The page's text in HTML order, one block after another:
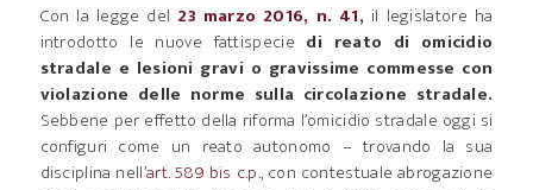
Con la legge del 23 marzo 2016, n. 41, il legislatore ha
introdotto le nuove fattispecie di reato di omicidio
stradale e lesioni gravi o gravissime commesse con
violazione delle norme sulla circolazione stradale.
Sebbene per effetto della riforma l’omicidio stradale oggi si
configuri come un reato autonomo – trovando la sua
disciplina nell’art. 589 bis c.p., con contestuale abrogazione